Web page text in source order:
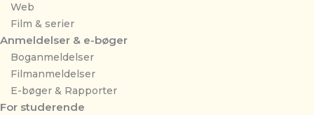
Web
Film & serier
Anmeldelser & e-bøger
Boganmeldelser
Filmanmeldelser
E-bøger & Rapporter
For studerende